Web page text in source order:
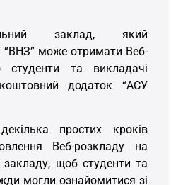
заклад, який
“ВНЗ” може отримати Веб-
та викладачі
додаток “АСУ
простих кроків
Веб-розкладу на
закладу, щоб студенти та
могли ознайомитися зі